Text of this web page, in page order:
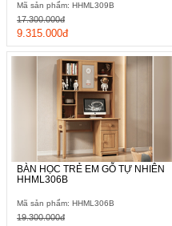
Mã sản phẩm: HHML309B
9.315.000đ
17.300.000đ
BÀN HỌC TRẺ EM GỖ TỰ NHIÊN
HHML306B
Mã sản phẩm: HHML306B
19.300.000đ